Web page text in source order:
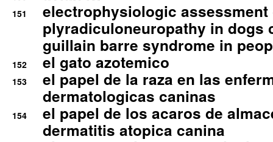
151
electrophysiologic assessment
plyradiculoneuropathy in dogs
guillain barre syndrome in
152 el gato azotemico
153
el papel de la raza en las
dermatologicas caninas
154
el papel de los acaros de
dermatitis atopica canina